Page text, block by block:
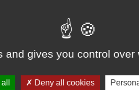
and gives you control over
Deny all cookies